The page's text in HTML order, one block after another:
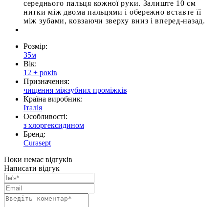
середнього пальця кожної руки. Залиште 10 см
нитки між двома пальцями і обережно вставте її
між зубами, ковзаючи зверху вниз і вперед-назад.
Розмір:
35м
Вік:
12 + років
Призначення:
чищення міжзубних проміжків
Країна виробник:
Італія
Особливості:
з хлоргексидином
Бренд:
Curasept
Поки немає відгуків
Написати відгук